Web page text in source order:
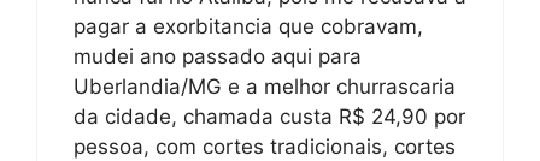
pagar a exorbitancia que cobravam,
mudei ano passado aqui para
Uberlandia/MG e a melhor churrascaria
da cidade, chamada custa R$ 24,90 por
pessoa, com cortes tradicionais, cortes